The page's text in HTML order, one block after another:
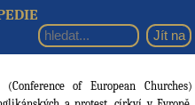
(Conference of European Churches)